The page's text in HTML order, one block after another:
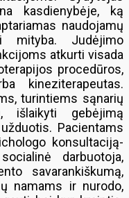
kasdienybėje, ką
naudojamų
mityba. Judėjimo
atkurti visada
procedūros,
kineziterapeutas.
turintiems sąnarių
išlaikyti gebėjimą
Pacientams
konsultaciją-
darbuotoja,
savarankiškumą,
namams ir nurodo,